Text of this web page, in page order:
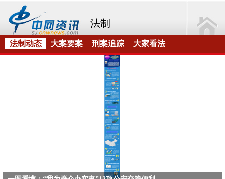
法制
法制动态 大案要案 刑案追踪 大家看法